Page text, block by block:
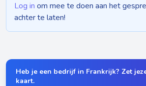
Log in om mee te doen aan het
achter te laten!
Heb je een bedrijf in Frankrijk? Zet
kaart.